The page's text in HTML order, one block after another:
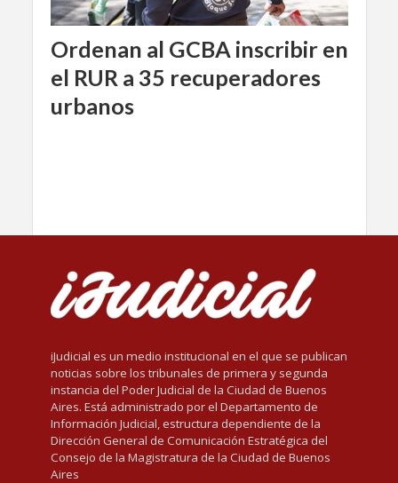
Ordenan al GCBA inscribir en
el RUR a 35 recuperadores
urbanos
iJudicial es un medio institucional en el que se publican
noticias sobre los tribunales de primera y segunda
instancia del Poder Judicial de la Ciudad de Buenos
Aires. Está administrado por el Departamento de
Información Judicial, estructura dependiente de la
Dirección General de Comunicación Estratégica del
Consejo de la Magistratura de la Ciudad de Buenos
Aires